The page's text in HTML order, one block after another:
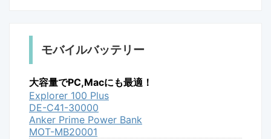
モバイルバッテリー
大容量でPC,Macにも最適！
Explorer 100 Plus
DE-C41-30000
Anker Prime Power Bank
MOT-MB20001